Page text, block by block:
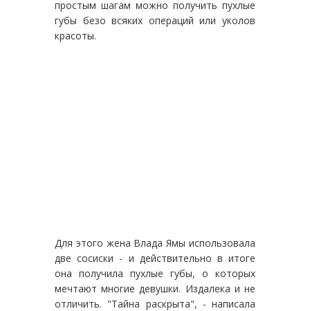
простым шагам можно получить пухлые
губы безо всяких операций или уколов
красоты.
Для этого жена Влада Ямы использовала
две сосиски - и действительно в итоге
она получила пухлые губы, о которых
мечтают многие девушки. Издалека и не
отличить. "Тайна раскрыта", - написала